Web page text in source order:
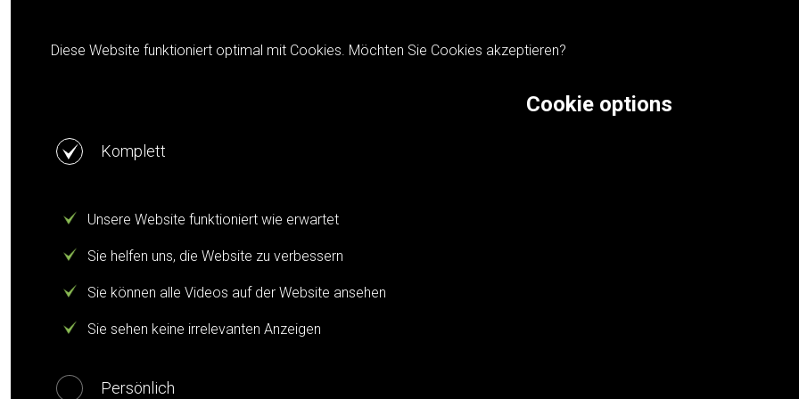
Cookie notification
Diese Website funktioniert optimal mit Cookies. Möchten Sie Cookies akzeptieren?
Cookie options
Komplett
Unsere Website funktioniert wie erwartet
Sie helfen uns, die Website zu verbessern
Sie können alle Videos auf der Website ansehen
Sie sehen keine irrelevanten Anzeigen
Persönlich